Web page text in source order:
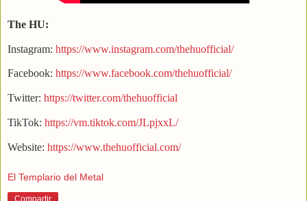
The HU:
Instagram: https://www.instagram.com/thehuofficial/
Facebook: https://www.facebook.com/thehuofficial/
Twitter: https://twitter.com/thehuofficial
TikTok: https://vm.tiktok.com/JLpjxxL/
Website: https://www.thehuofficial.com/
El Templario del Metal
Compartir